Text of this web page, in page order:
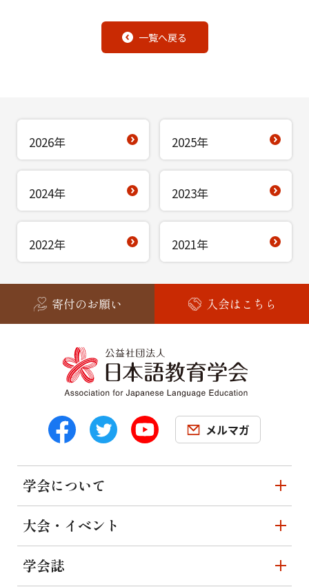
一覧へ戻る
2026年 2025年
2024年 2023年
2022年 2021年
寄付のお願い 入会はこちら
メルマガ
学会について
大会・イベント
学会誌